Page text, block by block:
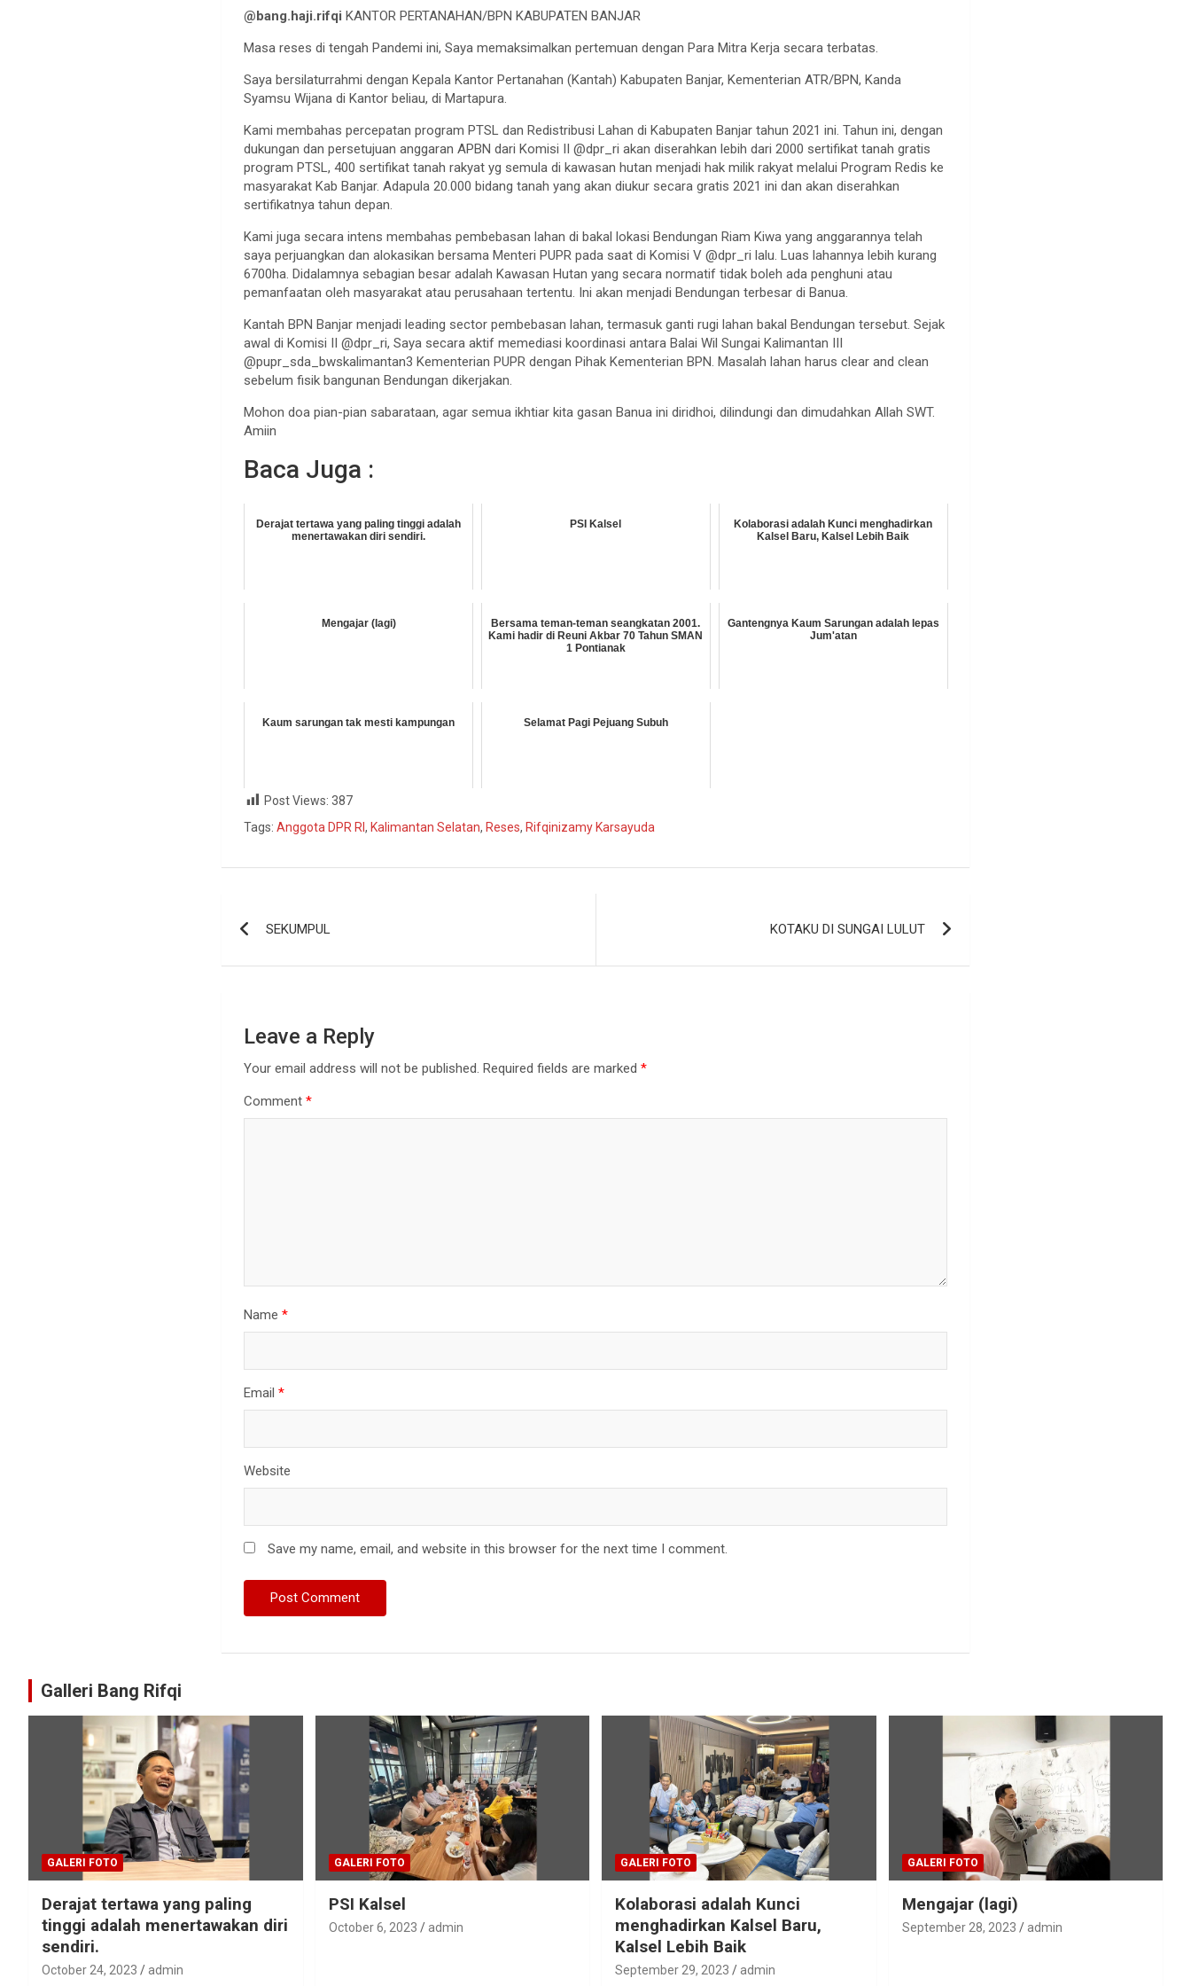
@bang.haji.rifqi KANTOR PERTANAHAN/BPN KABUPATEN BANJAR
Masa reses di tengah Pandemi ini, Saya memaksimalkan pertemuan dengan Para Mitra Kerja secara terbatas.
Saya bersilaturrahmi dengan Kepala Kantor Pertanahan (Kantah) Kabupaten Banjar, Kementerian ATR/BPN, Kanda
Syamsu Wijana di Kantor beliau, di Martapura.
Kami membahas percepatan program PTSL dan Redistribusi Lahan di Kabupaten Banjar tahun 2021 ini. Tahun ini, dengan
dukungan dan persetujuan anggaran APBN dari Komisi II @dpr_ri akan diserahkan lebih dari 2000 sertifikat tanah gratis
program PTSL, 400 sertifikat tanah rakyat yg semula di kawasan hutan menjadi hak milik rakyat melalui Program Redis ke
masyarakat Kab Banjar. Adapula 20.000 bidang tanah yang akan diukur secara gratis 2021 ini dan akan diserahkan
sertifikatnya tahun depan.
Kami juga secara intens membahas pembebasan lahan di bakal lokasi Bendungan Riam Kiwa yang anggarannya telah
saya perjuangkan dan alokasikan bersama Menteri PUPR pada saat di Komisi V @dpr_ri lalu. Luas lahannya lebih kurang
6700ha. Didalamnya sebagian besar adalah Kawasan Hutan yang secara normatif tidak boleh ada penghuni atau
pemanfaatan oleh masyarakat atau perusahaan tertentu. Ini akan menjadi Bendungan terbesar di Banua.
Kantah BPN Banjar menjadi leading sector pembebasan lahan, termasuk ganti rugi lahan bakal Bendungan tersebut. Sejak
awal di Komisi II @dpr_ri, Saya secara aktif memediasi koordinasi antara Balai Wil Sungai Kalimantan III
@pupr_sda_bwskalimantan3 Kementerian PUPR dengan Pihak Kementerian BPN. Masalah lahan harus clear and clean
sebelum fisik bangunan Bendungan dikerjakan.
Mohon doa pian-pian sabarataan, agar semua ikhtiar kita gasan Banua ini diridhoi, dilindungi dan dimudahkan Allah SWT.
Amiin
Baca Juga :
Derajat tertawa yang paling tinggi adalah
menertawakan diri sendiri.
PSI Kalsel
Kolaborasi adalah Kunci menghadirkan
Kalsel Baru, Kalsel Lebih Baik
Mengajar (lagi)
Bersama teman-teman seangkatan 2001.
Kami hadir di Reuni Akbar 70 Tahun SMAN
1 Pontianak
Gantengnya Kaum Sarungan adalah lepas
Jum'atan
Kaum sarungan tak mesti kampungan Selamat Pagi Pejuang Subuh
Post Views: 387
Tags: Anggota DPR RI, Kalimantan Selatan, Reses, Rifqinizamy Karsayuda
SEKUMPUL KOTAKU DI SUNGAI LULUT
Leave a Reply
Your email address will not be published. Required fields are marked*
Comment*
Name*
Email*
Website
Save my name, email, and website in this browser for the next time I comment.
Galleri Bang Rifqi
GALERI FOTO
Derajat tertawa yang paling
tinggi adalah menertawakan diri
sendiri.
October 24, 2023 admin
GALERI FOTO
PSI Kalsel
October 6, 2023 admin
GALERI FOTO
Kolaborasi adalah Kunci
menghadirkan Kalsel Baru,
Kalsel Lebih Baik
September 29, 2023 admin
GALERI FOTO
Mengajar (lagi)
September 28, 2023 admin